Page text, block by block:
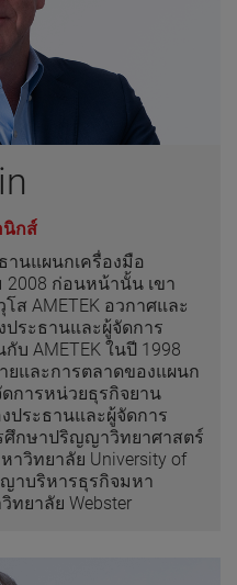
นิกส์
านแผนกเครื่องมือ
ก่อนหน้านั้น เขา
ส AMETEK อวกาศและ
ประธานและผู้จัดการ
บ AMETEK ในปี 1998
ยและการตลาดของแผนก
ดการหน่วยธุรกิจยาน
ประธานและผู้จัดการ
ศึกษาปริญญาวิทยาศาสตร์
วิทยาลัย University of
าบริหารธุรกิจมหา
ยาลัย Webster